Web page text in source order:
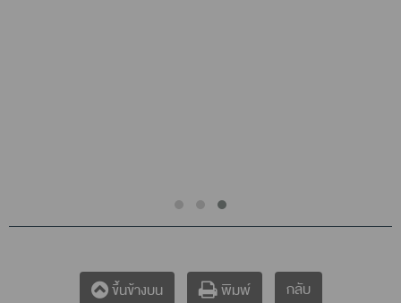
ขึ้นข้างบน พิมพ์ กลับ